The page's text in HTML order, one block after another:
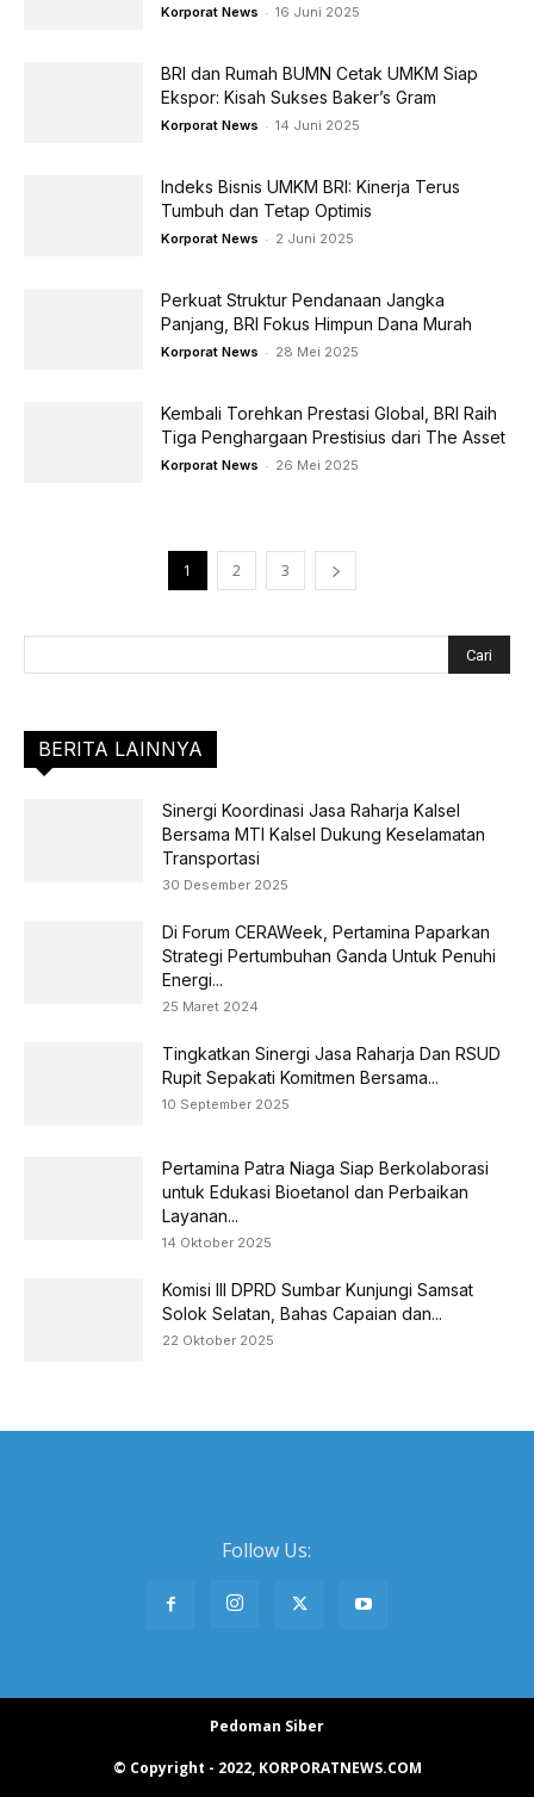
Korporat News - 16 Juni 2025
BRI dan Rumah BUMN Cetak UMKM Siap
Ekspor: Kisah Sukses Baker’s Gram
Korporat News - 14 Juni 2025
Indeks Bisnis UMKM BRI: Kinerja Terus
Tumbuh dan Tetap Optimis
Korporat News - 2 Juni 2025
Perkuat Struktur Pendanaan Jangka
Panjang, BRI Fokus Himpun Dana Murah
Korporat News - 28 Mei 2025
Kembali Torehkan Prestasi Global, BRI Raih
Tiga Penghargaan Prestisius dari The Asset
Korporat News - 26 Mei 2025
1 2 3
BERITA LAINNYA
Sinergi Koordinasi Jasa Raharja Kalsel
Bersama MTI Kalsel Dukung Keselamatan
Transportasi
30 Desember 2025
Di Forum CERAWeek, Pertamina Paparkan
Strategi Pertumbuhan Ganda Untuk Penuhi
Energi...
25 Maret 2024
Tingkatkan Sinergi Jasa Raharja Dan RSUD
Rupit Sepakati Komitmen Bersama...
10 September 2025
Pertamina Patra Niaga Siap Berkolaborasi
untuk Edukasi Bioetanol dan Perbaikan
Layanan...
14 Oktober 2025
Komisi III DPRD Sumbar Kunjungi Samsat
Solok Selatan, Bahas Capaian dan...
22 Oktober 2025
Follow Us:
Pedoman Siber
© Copyright - 2022, KORPORATNEWS.COM